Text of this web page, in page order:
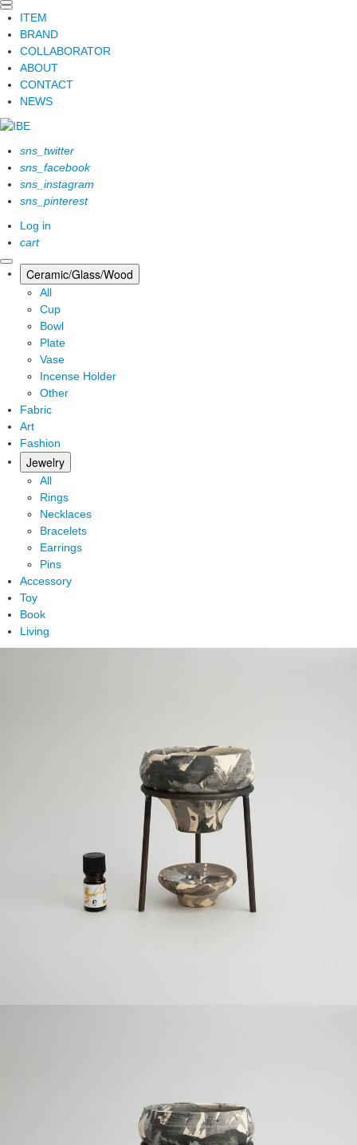
ITEM
BRAND
COLLABORATOR
ABOUT
CONTACT
NEWS
sns_twitter
sns_facebook
sns_instagram
sns_pinterest
Log in
cart
Ceramic/Glass/Wood
All
Cup
Bowl
Plate
Vase
Incense Holder
Other
Fabric
Art
Fashion
Jewelry
All
Rings
Necklaces
Bracelets
Earrings
Pins
Accessory
Toy
Book
Living